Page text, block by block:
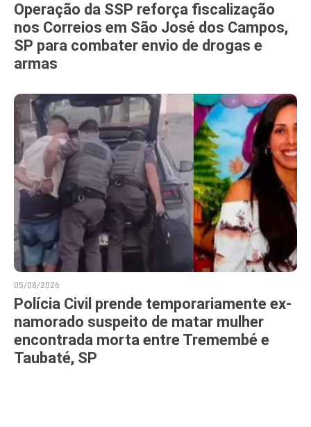
Operação da SSP reforça fiscalização
nos Correios em São José dos Campos,
SP para combater envio de drogas e
armas
05/08/2026
Polícia Civil prende temporariamente ex-
namorado suspeito de matar mulher
encontrada morta entre Tremembé e
Taubaté, SP